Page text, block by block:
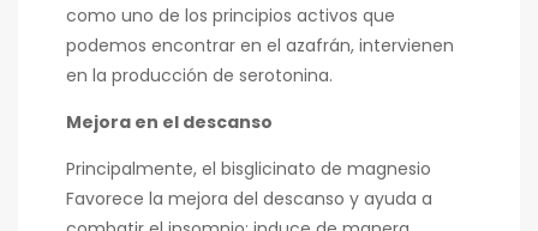
como uno de los principios activos que
podemos encontrar en el azafrán, intervienen
en la producción de serotonina.
Mejora en el descanso
Principalmente, el bisglicinato de magnesio
Favorece la mejora del descanso y ayuda a